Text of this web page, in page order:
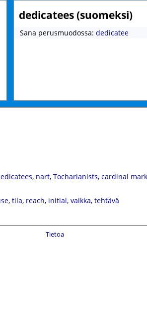
dedicatees (suomeksi)
Sana perusmuodossa: dedicatee
, nart, Tocharianists, cardinal mark
, tila, reach, initial, vaikka, tehtävä
Tietoa